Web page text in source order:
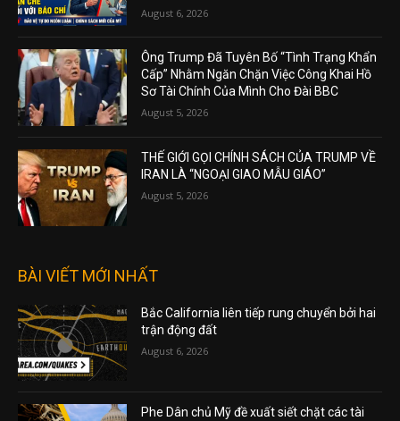
August 6, 2026
Ông Trump Đã Tuyên Bố “Tình Trạng Khẩn
Cấp” Nhằm Ngăn Chặn Việc Công Khai Hồ
Sơ Tài Chính Của Mình Cho Đài BBC
August 5, 2026
THẾ GIỚI GỌI CHÍNH SÁCH CỦA TRUMP VỀ
IRAN LÀ “NGOẠI GIAO MẪU GIÁO”
August 5, 2026
BÀI VIẾT MỚI NHẤT
Bắc California liên tiếp rung chuyển bởi hai
trận động đất
August 6, 2026
Phe Dân chủ Mỹ đề xuất siết chặt các tài